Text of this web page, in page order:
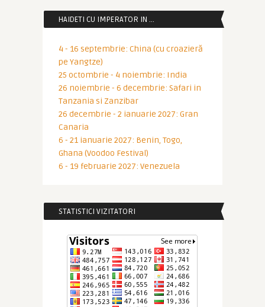
HAIDETI CU IMPERATOR IN …
4 - 16 septembrie: China (cu croazieră
pe Yangtze)
25 octombrie - 4 noiembrie: India
26 noiembrie - 6 decembrie: Safari in
Tanzania si Zanzibar
26 decembrie - 2 ianuarie 2027: Gran
Canaria
6 - 21 ianuarie 2027: Benin, Togo,
Ghana (Voodoo Festival)
6 - 19 februarie 2027: Venezuela
STATISTICI VIZITATORI